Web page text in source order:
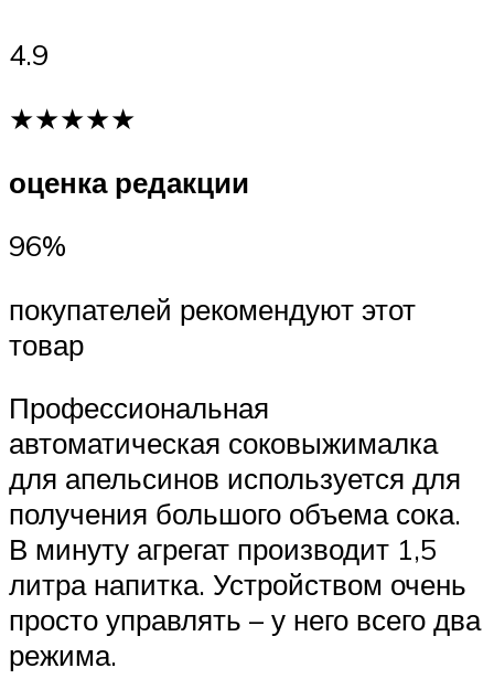
4.9
★★★★★
оценка редакции
96%
покупателей рекомендуют этот
товар
Профессиональная
автоматическая соковыжималка
для апельсинов используется для
получения большого объема сока.
В минуту агрегат производит 1,5
литра напитка. Устройством очень
просто управлять – у него всего два
режима.